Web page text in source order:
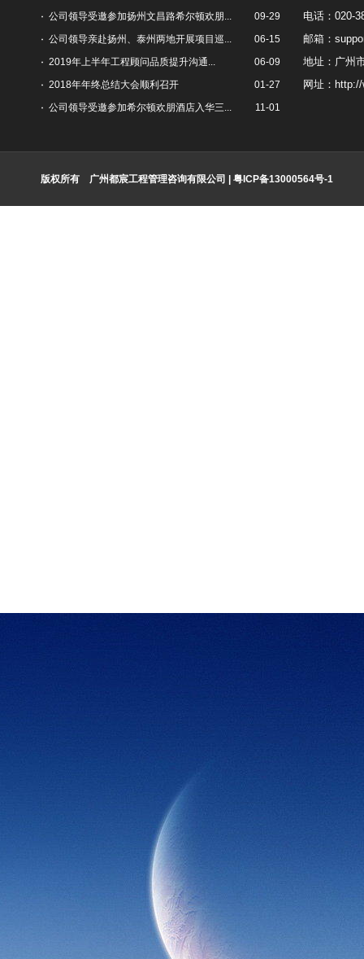
公司领导受邀参加扬州文昌路希尔顿欢朋...
09-29
公司领导亲赴扬州、泰州两地开展项目巡...
06-15
2019年上半年工程顾问品质提升沟通...
06-09
2018年年终总结大会顺利召开
01-27
公司领导受邀参加希尔顿欢朋酒店入华三...
11-01
电话：020-
邮箱：
地址：广州
网址：
版权所有 广州都宸工程管理咨询有限公司 | 粤ICP备13000564号-1